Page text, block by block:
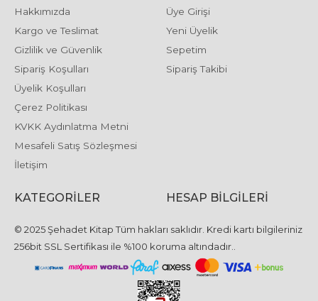
Hakkımızda
Kargo ve Teslimat
Gizlilik ve Güvenlik
Sipariş Koşulları
Üyelik Koşulları
Çerez Politikası
KVKK Aydınlatma Metni
Mesafeli Satış Sözleşmesi
İletişim
Üye Girişi
Yeni Üyelik
Sepetim
Sipariş Takibi
KATEGORILER HESAP BILGILERI
© 2025 Şehadet Kitap Tüm hakları saklıdır. Kredi kartı bilgileriniz
256bit SSL Sertifikası ile %100 koruma altındadır..